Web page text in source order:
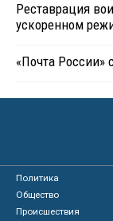
Реставрация
ускоренном
«Почта России»
Политика
Общество
Происшествия